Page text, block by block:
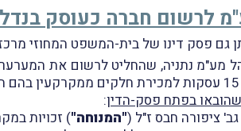
לרשום חברה כעוסק
בפתח פסק-הדין:
"המנוחה") זכויות